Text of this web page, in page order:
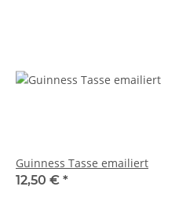
Guinness Tasse emailiert
12,50 € *